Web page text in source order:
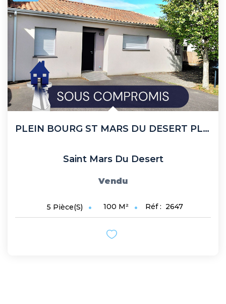
PLEIN BOURG ST MARS DU DESERT PLAIN PIED 3 CH
Saint Mars Du Desert
Vendu
5 Pièce(s) 100 M² Réf : 2647